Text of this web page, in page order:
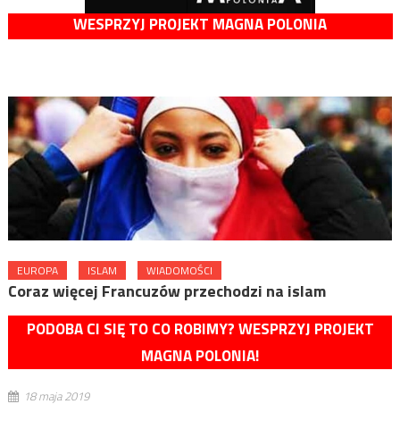
WESPRZYJ PROJEKT MAGNA POLONIA
EUROPA ISLAM WIADOMOŚCI
Coraz więcej Francuzów przechodzi na islam
PODOBA CI SIĘ TO CO ROBIMY? WESPRZYJ PROJEKT
MAGNA POLONIA!
18 maja 2019